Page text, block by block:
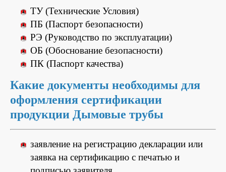
ТУ (Технические Условия)
ПБ (Паспорт безопасности)
РЭ (Руководство по эксплуатации)
ОБ (Обоснование безопасности)
ПК (Паспорт качества)
Какие документы необходимы для
оформления сертификации
продукции Дымовые трубы
заявление на регистрацию декларации или
заявка на сертификацию с печатью и